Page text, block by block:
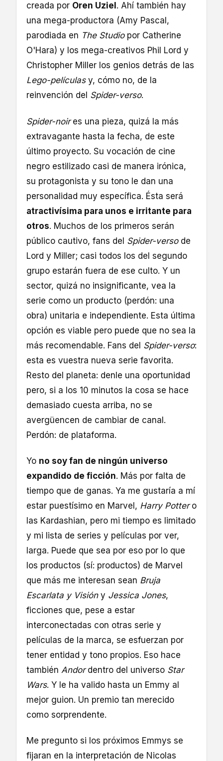
creada por Oren Uziel . Ahí también hay
una mega-productora (Amy Pascal,
parodiada en The Studio por Catherine
O'Hara) y los mega-creativos Phil Lord y
Christopher Miller los genios detrás de las
Lego-películas y, cómo no, de la
reinvención del Spider-verso.
Spider-noires una pieza, quizá la más
extravagante hasta la fecha, de este
último proyecto. Su vocación de cine
negro estilizado casi de manera irónica,
su protagonista y su tono le dan una
personalidad muy específica. Ésta será
atractivísima para unos e irritante para
otros. Muchos de los primeros serán
público cautivo, fans del Spider-verso de
Lord y Miller; casi todos los del segundo
grupo estarán fuera de ese culto. Y un
sector, quizá no insignificante, vea la
serie como un producto (perdón: una
obra) unitaria e independiente. Esta última
opción es viable pero puede que no sea la
más recomendable. Fans del Spider-verso:
esta es vuestra nueva serie favorita.
Resto del planeta: denle una oportunidad
pero, si a los 10 minutos la cosa se hace
demasiado cuesta arriba, no se
avergüencen de cambiar de canal.
Perdón: de plataforma.
Yo no soy fan de ningún universo
expandido de ficción. Más por falta de
tiempo que de ganas. Ya me gustaría a mí
estar puestísimo en Marvel, Harry Pottero
las Kardashian, pero mi tiempo es limitado
y mi lista de series y películas por ver,
larga. Puede que sea por eso por lo que
los productos (sí: productos) de Marvel
que más me interesan sean Bruja
Escarlata y Visión y Jessica Jones,
ficciones que, pese a estar
interconectadas con otras serie y
películas de la marca, se esfuerzan por
tener entidad y tono propios. Eso hace
también Andordentro del universo Star
Wars. Y le ha valido hasta un Emmy al
mejor guion. Un premio tan merecido
como sorprendente.
Me pregunto si los próximos Emmys se
fijaran en la interpretación de Nicolas